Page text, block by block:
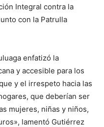
Integral contra la
con la Patrulla
enfatizó la
y accesible para los
y el irrespeto hacia las
que deberían ser
mujeres, niñas y niños,
lamentó Gutiérrez